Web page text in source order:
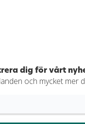
dig för vårt
och mycket mer